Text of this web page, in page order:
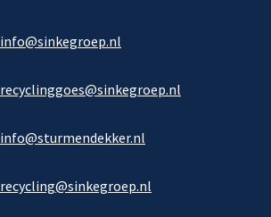
info@sinkegroep.nl
recyclinggoes@sinkegroep.nl
info@sturmendekker.nl
recycling@sinkegroep.nl